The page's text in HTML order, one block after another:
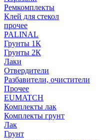
Ремкомплекты
Клей для стекол
прочее
PALINAL
Грунты 1К
Грунты 2К
Лаки
Отвердители
Разбавители, очистители
Прочее
EUMATCH
Комплекты лак
Комплекты грунт
Лак
Грунт